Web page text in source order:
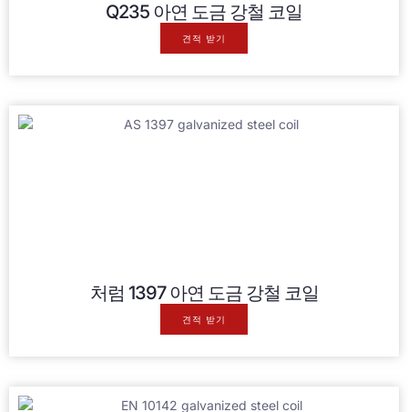
Q235 아연 도금 강철 코일
견적 받기
처럼 1397 아연 도금 강철 코일
견적 받기